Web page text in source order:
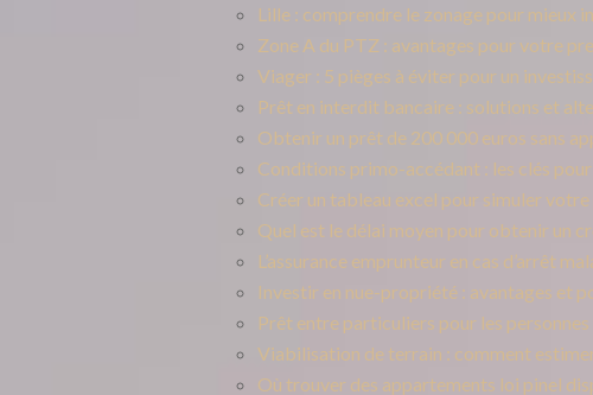
Lille : comprendre le zonage pour mieux
Zone A du PTZ : avantages pour votre
Viager : 5 pièges à éviter pour un
Prêt en interdit bancaire : solutions et
Obtenir un prêt de 200 000 euros sans
Conditions primo-accédant : les clés
Créer un tableau excel pour simuler
Quel est le délai moyen pour obtenir un
L’assurance emprunteur en cas d’arrêt
Investir en nue-propriété : avantages et
Prêt entre particuliers pour les
Viabilisation de terrain : comment
Où trouver des appartements loi pinel